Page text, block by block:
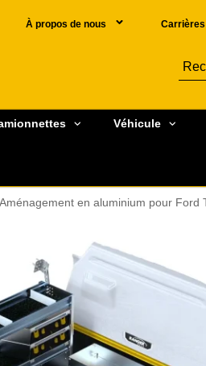
À propos de nous Carrières
Véhicule
en aluminium pour Ford